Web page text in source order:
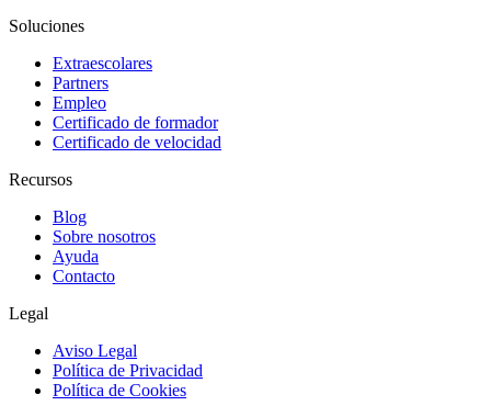
Soluciones
Extraescolares
Partners
Empleo
Certificado de formador
Certificado de velocidad
Recursos
Blog
Sobre nosotros
Ayuda
Contacto
Legal
Aviso Legal
Política de Privacidad
Política de Cookies